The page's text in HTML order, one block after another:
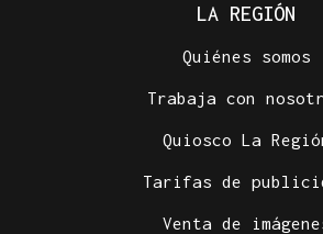
LA REGIÓN
Quiénes somos
Trabaja con
Quiosco La
Tarifas de
Venta de